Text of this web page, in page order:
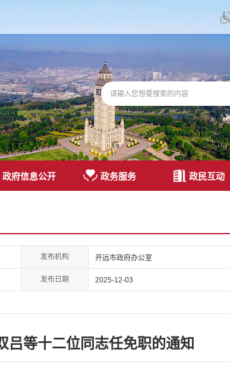
政府信息公开 政务服务 政民互动
发布机构 开远市政府办公室
发布日期 2025-12-03
吕等十二位同志任免职的通知